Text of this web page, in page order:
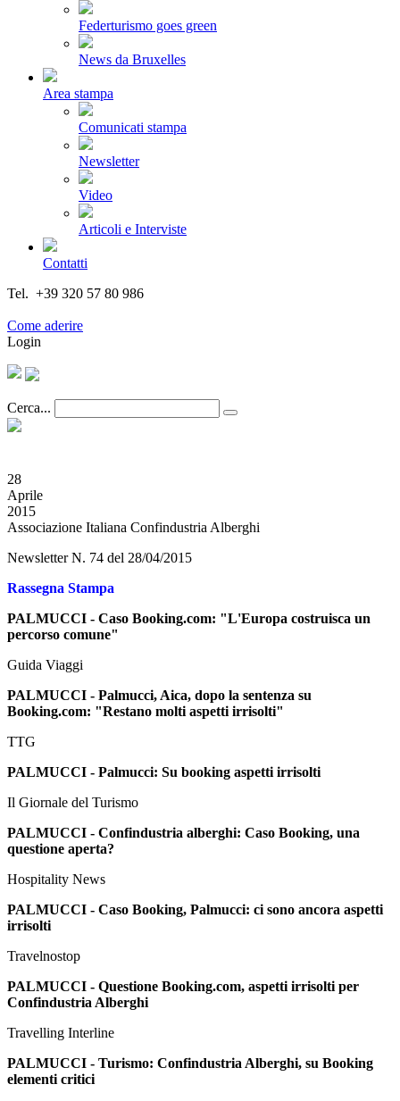
Federturismo goes green
News da Bruxelles
Area stampa
Comunicati stampa
Newsletter
Video
Articoli e Interviste
Contatti
Tel. +39 320 57 80 986
Come aderire
Login
Cerca...
28
Aprile
2015
Associazione Italiana Confindustria Alberghi
Newsletter N. 74 del 28/04/2015
Rassegna Stampa
PALMUCCI - Caso Booking.com: "L'Europa costruisca un
percorso comune"
Guida Viaggi
PALMUCCI - Palmucci, Aica, dopo la sentenza su
Booking.com: "Restano molti aspetti irrisolti"
TTG
PALMUCCI - Palmucci: Su booking aspetti irrisolti
Il Giornale del Turismo
PALMUCCI - Confindustria alberghi: Caso Booking, una
questione aperta?
Hospitality News
PALMUCCI - Caso Booking, Palmucci: ci sono ancora aspetti
irrisolti
Travelnostop
PALMUCCI - Questione Booking.com, aspetti irrisolti per
Confindustria Alberghi
Travelling Interline
PALMUCCI - Turismo: Confindustria Alberghi, su Booking
elementi critici